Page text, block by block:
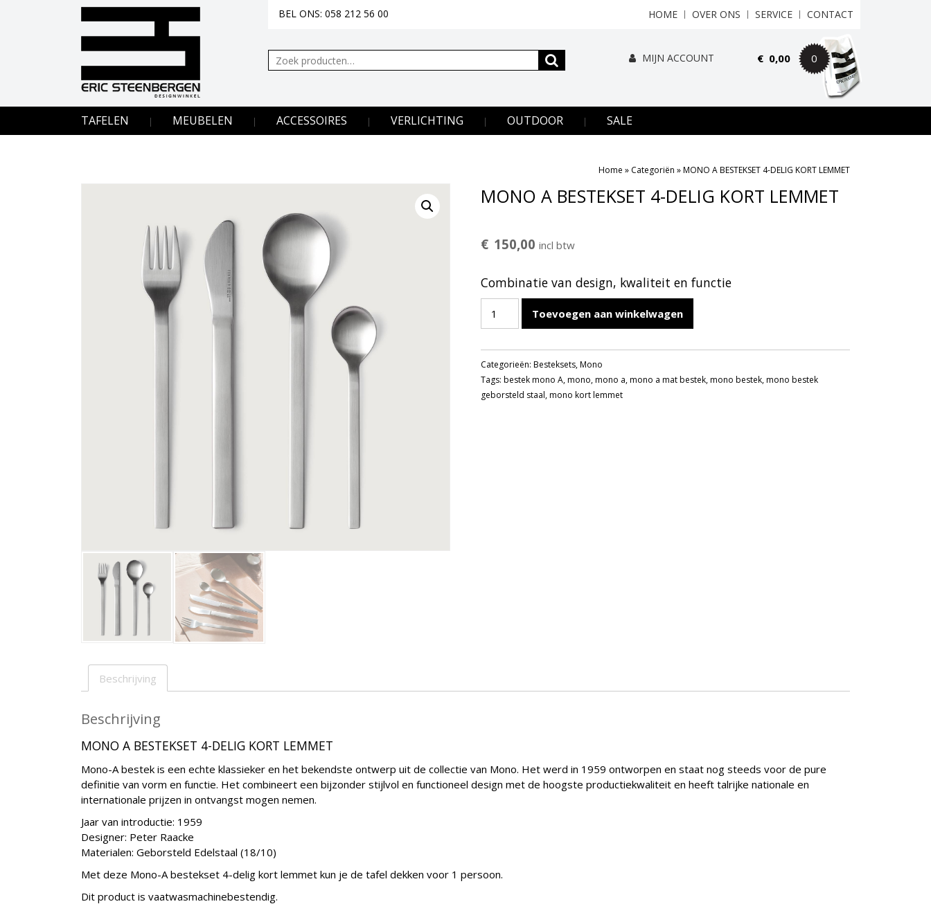
BEL ONS: 058 212 56 00 HOME OVER ONS SERVICE CONTACT
Zoeken: MIJN ACCOUNT € 0,00 0
TAFELEN MEUBELEN ACCESSOIRES VERLICHTING OUTDOOR SALE
Home » Categoriën »MONO A BESTEKSET 4-DELIG KORT LEMMET
MONO A BESTEKSET 4-DELIG KORT LEMMET
€ 150,00 incl btw
Combinatie van design, kwaliteit en functie
4-
DELIG
KORT
LEMMET
Toevoegen aan winkelwagen
Categorieën:Besteksets,Mono
Tags:bestek mono A,mono,mono a,mono a mat bestek,mono bestek,mono bestek
geborsteld staal,mono kort lemmet
Beschrijving
Beschrijving
MONO A BESTEKSET 4-DELIG KORT LEMMET
Mono-A bestek is een echte klassieker en het bekendste ontwerp uit de collectie van Mono. Het werd in 1959 ontworpen en staat nog steeds voor de pure
definitie van vorm en functie. Het combineert een bijzonder stijlvol en functioneel design met de hoogste productiekwaliteit en heeft talrijke nationale en
internationale prijzen in ontvangst mogen nemen.
Jaar van introductie: 1959
Designer: Peter Raacke
Materialen: Geborsteld Edelstaal (18/10)
Met deze Mono-A bestekset 4-delig kort lemmet kun je de tafel dekken voor 1 persoon.
Dit product is vaatwasmachinebestendig.